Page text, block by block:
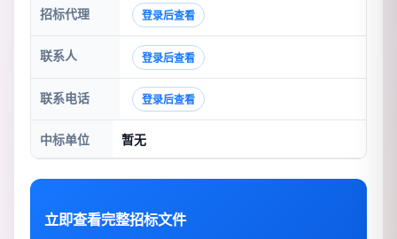
招标代理 登录后查看
联系人 登录后查看
联系电话 登录后查看
中标单位 暂无
立即查看完整招标文件